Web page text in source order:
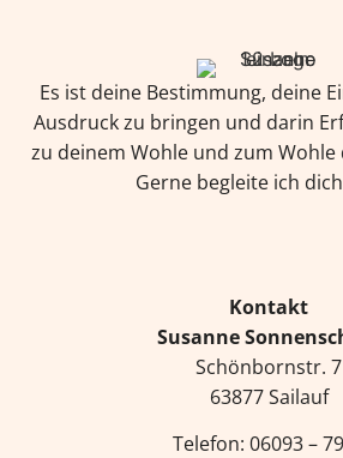
Es ist deine Bestimmung, deine
Ausdruck zu bringen und darin
zu deinem Wohle und zum Wohle
Gerne begleite ich
Kontakt
Susanne
Schönbornstr. 7
63877 Sailauf
Telefon: 06093 –